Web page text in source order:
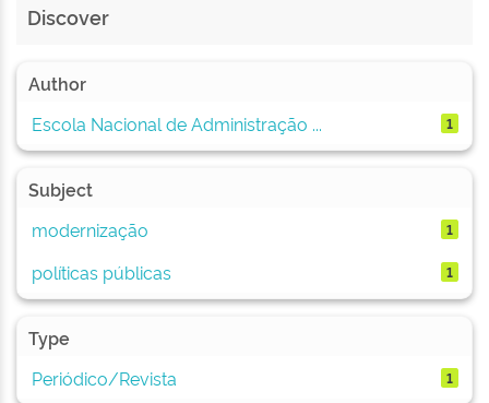
Discover
Author
Escola Nacional de Administração ...
1
Subject
modernização
1
políticas públicas 1
Type
Periódico/Revista
1